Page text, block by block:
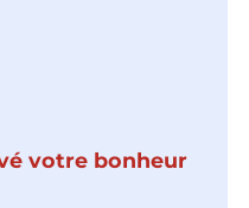
votre bonheur